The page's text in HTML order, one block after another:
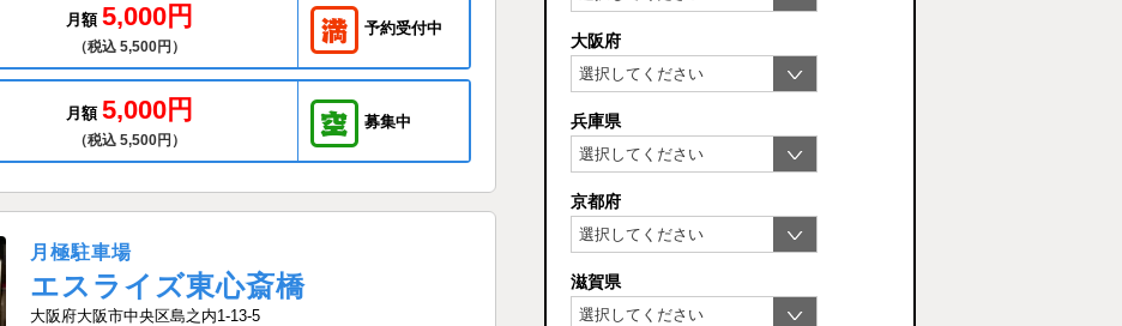
月額 5,000円
（税込 5,500円）
予約受付中
月額 5,000円
（税込 5,500円）
募集中
月極駐車場
エスライズ東心斎橋
大阪府大阪市中央区島之内1-13-5
大阪府
兵庫県
京都府
滋賀県